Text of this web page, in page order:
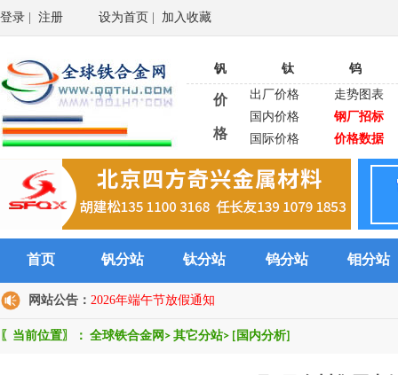
登录 注册 设为首页 加入收藏
钒 钛 钨
价
格
出厂价格
走势图表
国内价格
钢厂招标
国际价格
价格数据
首页 钒分站 钛分站 钨分站 钼分站
网站公告： 2026年端午节放假通知
〖当前位置〗： 全球铁合金网 > 其它分站> [国内分析]